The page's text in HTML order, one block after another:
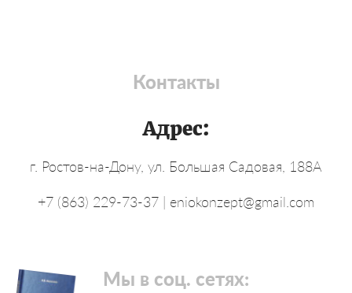
Контакты
Адрес:
г. Ростов-на-Дону, ул. Большая Садовая, 188А
+7 (863) 229-73-37 | eniokonzept@gmail.com
Мы в соц. сетях: